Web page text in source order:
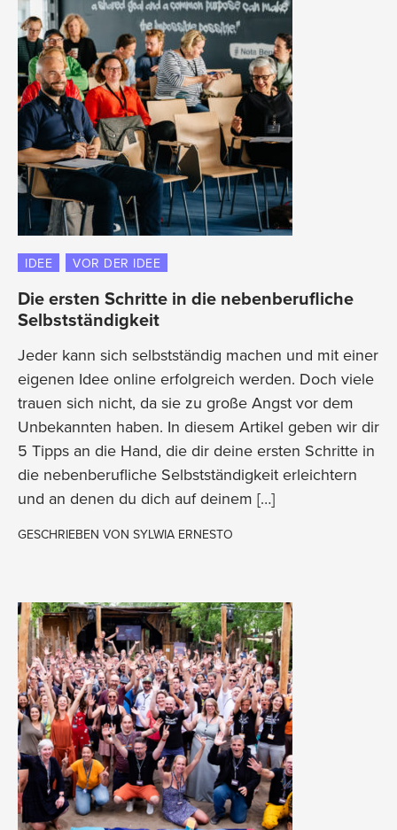
IDEE VOR DER IDEE
Die ersten Schritte in die nebenberufliche
Selbstständigkeit
Jeder kann sich selbstständig machen und mit einer
eigenen Idee online erfolgreich werden. Doch viele
trauen sich nicht, da sie zu große Angst vor dem
Unbekannten haben. In diesem Artikel geben wir dir
5 Tipps an die Hand, die dir deine ersten Schritte in
die nebenberufliche Selbstständigkeit erleichtern
und an denen du dich auf deinem […]
GESCHRIEBEN VON SYLWIA ERNESTO